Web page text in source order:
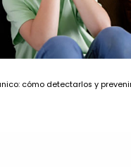
cómo detectarlos y